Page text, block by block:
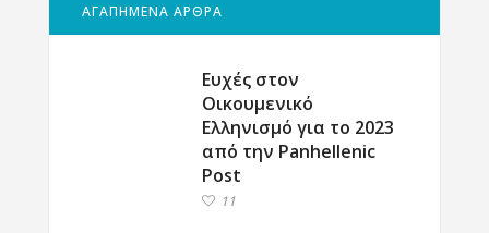
ΑΓΑΠΗΜΕΝΑ ΑΡΘΡΑ
Ευχές στον
Οικουμενικό
Ελληνισμό για το 2023
από την Panhellenic
Post
11